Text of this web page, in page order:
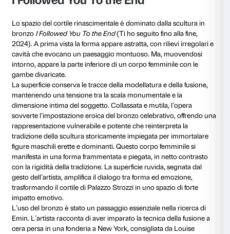
Facciata
Sex and Solitude
Un grande neon sulla facciata di Palazzo Strozzi
con un’intensa dichiarazione visiva:
solitudine, 2025), un intervento site-specific creato
l’esposizione, che illumina l’architettura